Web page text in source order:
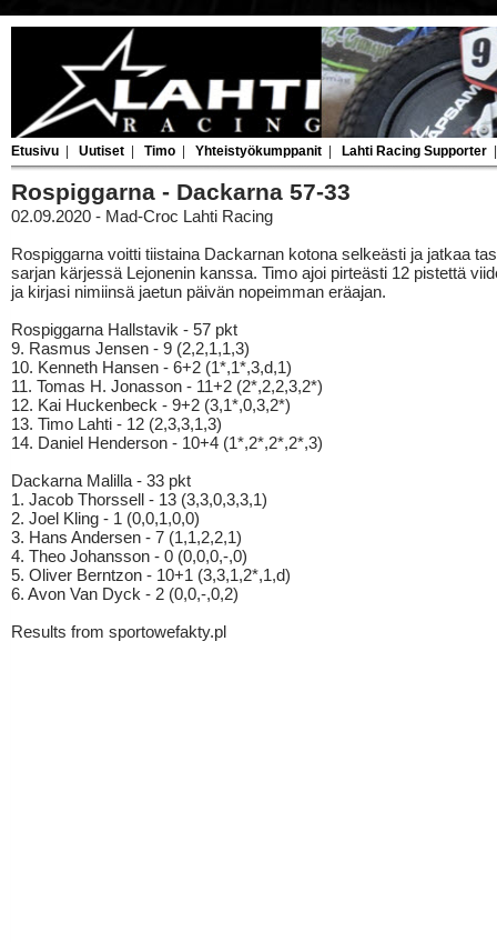
Etusivu Uutiset Timo Yhteistyökumppanit Lahti Racing Supporter
Rospiggarna - Dackarna 57-33
02.09.2020 - Mad-Croc Lahti Racing
Rospiggarna voitti tiistaina Dackarnan kotona selkeästi ja jatkaa
sarjan kärjessä Lejonenin kanssa. Timo ajoi pirteästi 12 pistettä
ja kirjasi nimiinsä jaetun päivän nopeimman eräajan.
Rospiggarna Hallstavik - 57 pkt
9. Rasmus Jensen - 9 (2,2,1,1,3)
10. Kenneth Hansen - 6+2 (1*,1*,3,d,1)
11. Tomas H. Jonasson - 11+2 (2*,2,2,3,2*)
12. Kai Huckenbeck - 9+2 (3,1*,0,3,2*)
13. Timo Lahti - 12 (2,3,3,1,3)
14. Daniel Henderson - 10+4 (1*,2*,2*,2*,3)
Dackarna Malilla - 33 pkt
1. Jacob Thorssell - 13 (3,3,0,3,3,1)
2. Joel Kling - 1 (0,0,1,0,0)
3. Hans Andersen - 7 (1,1,2,2,1)
4. Theo Johansson - 0 (0,0,0,-,0)
5. Oliver Berntzon - 10+1 (3,3,1,2*,1,d)
6. Avon Van Dyck - 2 (0,0,-,0,2)
Results from sportowefakty.pl